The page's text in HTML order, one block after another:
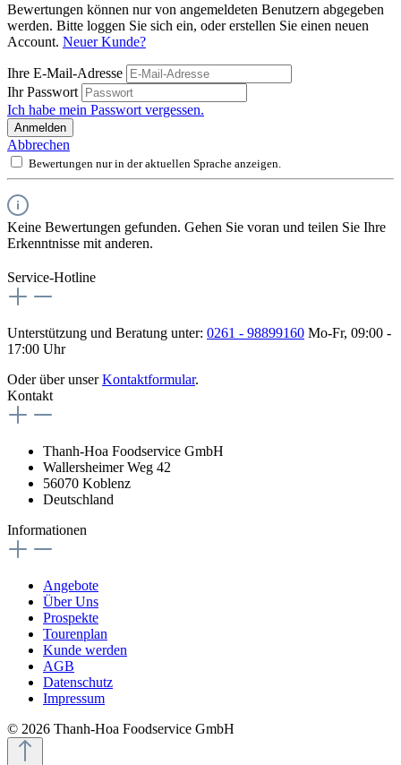
Bewertungen können nur von angemeldeten Benutzern abgegeben
werden. Bitte loggen Sie sich ein, oder erstellen Sie einen neuen
Account. Neuer Kunde?
Ihre E-Mail-Adresse
Ihr Passwort
Ich habe mein Passwort vergessen.
Anmelden
Abbrechen
Bewertungen nur in der aktuellen Sprache anzeigen.
Keine Bewertungen gefunden. Gehen Sie voran und teilen Sie Ihre
Erkenntnisse mit anderen.
Service-Hotline
Unterstützung und Beratung unter: 0261 - 98899160 Mo-Fr, 09:00 -
17:00 Uhr
Oder über unserKontaktformular.
Kontakt
Thanh-Hoa Foodservice GmbH
Wallersheimer Weg 42
56070 Koblenz
Deutschland
Informationen
Angebote
Über Uns
Prospekte
Tourenplan
Kunde werden
AGB
Datenschutz
Impressum
© 2026 Thanh-Hoa Foodservice GmbH